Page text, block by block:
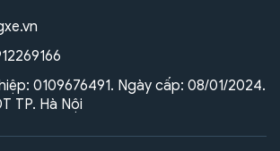
0109676491. Ngày cấp: 08/01/2024.
TP. Hà Nội